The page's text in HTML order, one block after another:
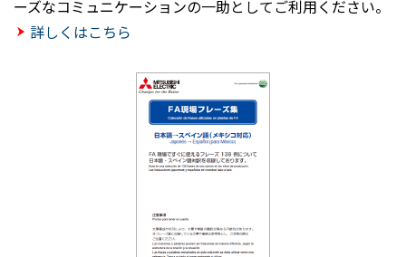
ーズなコミュニケーションの一助としてご利用ください。
詳しくはこちら